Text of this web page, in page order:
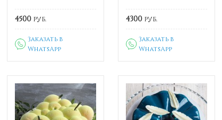
4500 руб.
Заказать в
WhatsApp
4300 руб.
Заказать в
WhatsApp